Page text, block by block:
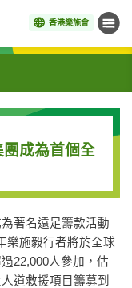
香港樂施會 目錄
成為首個全
著名遠足籌款活動
樂施毅行者將於全球
22,000人參加，估
道救援項目籌募到